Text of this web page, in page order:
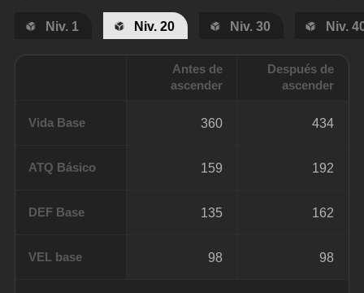
Niv. 1 Niv. 20 Niv. 30 Niv.
Antes de
ascender
Después de
ascender
Vida Base 360 434
ATQ Básico 159 192
DEF Base 135 162
VEL base 98 98